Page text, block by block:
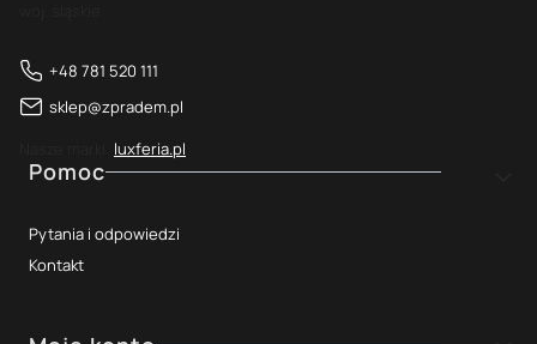
+48 781 520 111
sklep@zpradem.pl
luxferia.pl
Linki w stopce
Pomoc
Pytania i odpowiedzi
Kontakt